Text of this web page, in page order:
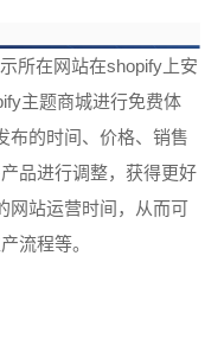
所在网站在shopify 上安
主题商城进行免费体
布的时间、价格、销售
品进行调整，获得更好
网站运营时间，从而可
流程等。